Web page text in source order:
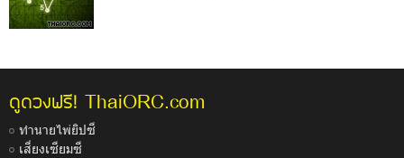
ดูดวงฟรี! ThaiORC.com
ทำนายไพ่ยิปซี
เสี่ยงเซียมซี